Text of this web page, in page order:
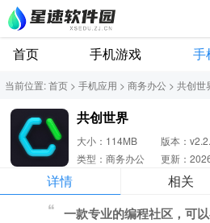
首页 手机游戏 手
当前位置:首页 > 手机应用 > 商务办公 > 共创世
共创世界
大小：114MB
版本：
类型：商务办公
更新：
详情 相关
一款专业的编程社区，可